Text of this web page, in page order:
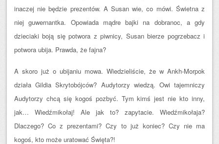
inaczej nie będzie prezentów. A Susan wie, co mówi. Świetna z
niej guwernantka. Opowiada mądre bajki na dobranoc, a gdy
dzieciaki boją się potwora z piwnicy, Susan bierze pogrzebacz i
potwora ubija. Prawda, że fajna?
A skoro już o ubijaniu mowa. Wiedzieliście, że w Ankh-Morpok
działa Gildia Skrytobójców? Audytorzy wiedzą. Owi tajemniczy
Audytorzy chcą się kogoś pozbyć. Tym kimś jest nie kto inny,
jak… Wiedźmikołaj! Ale jak to? zapytacie. Wiedźmikołaja?
Dlaczego? Co z prezentami? Czy tojuż koniec? Czy nie ma
kogoś, kto może uratować Święta?!